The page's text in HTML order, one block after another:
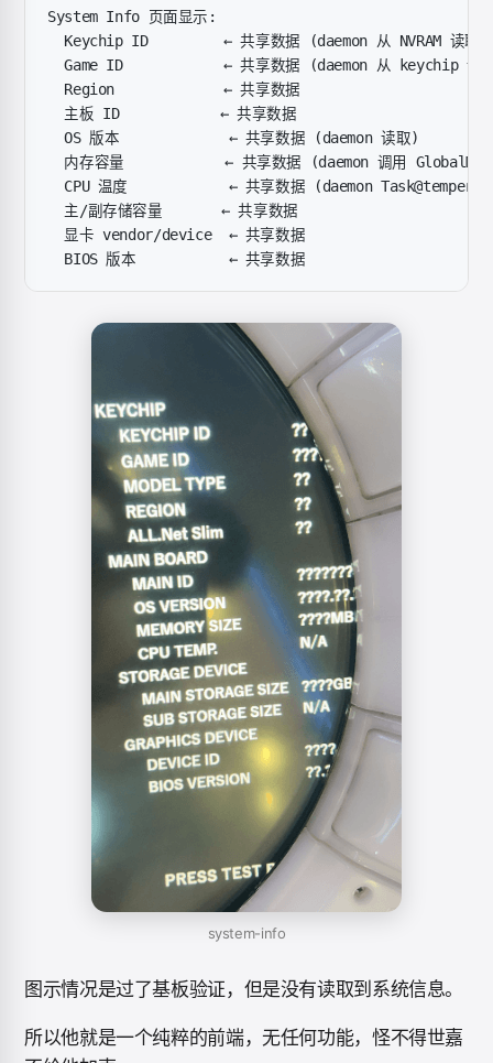
System Info 页面显示:
  Keychip ID         ← 共享数据 (daemon 从 NVRAM 读取)
Game ID            ← 共享数据 (daemon 从 keychip 读
  Region             ← 共享数据
  主板 ID            ← 共享数据
  OS 版本             ← 共享数据 (daemon 读取)
内存容量            ← 共享数据 (daemon 调用
CPU 温度            ← 共享数据 (daemon
  主/副存储容量       ← 共享数据
  显卡 vendor/device  ← 共享数据
  BIOS 版本           ← 共享数据
system-info
图示情况是过了基板验证，但是没有读取到系统信息。
所以他就是一个纯粹的前端，无任何功能，怪不得世嘉